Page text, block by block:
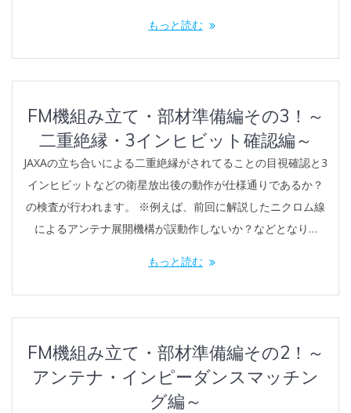
もっと読む
FM機組み立て・部材準備編その3！～
二重絶縁・3インヒビット確認編～
JAXAの立ち合いによる二重絶縁がされてることの目視確認と3
インヒビットなどの衛星放出後の動作が仕様通りであるか？
の検査が行われます。 ※例えば、前回に解説したニクロム線
によるアンテナ展開機構が誤動作しないか？などとなり…
もっと読む
FM機組み立て・部材準備編その2！～
アンテナ・インピーダンスマッチン
グ編～